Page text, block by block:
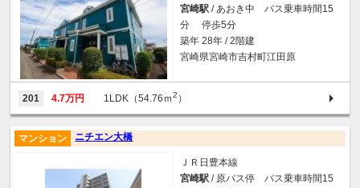
宮崎駅 / あおき中 バス乗車時間15
分 停歩5分
築年 28年 / 2階建
宮崎県宮崎市吉村町江田原
201 4.7万円 1LDK（54.76ｍ2 ）
ニチエン大橋
マンション
ＪＲ日豊本線
宮崎駅 / 原バス停 バス乗車時間15